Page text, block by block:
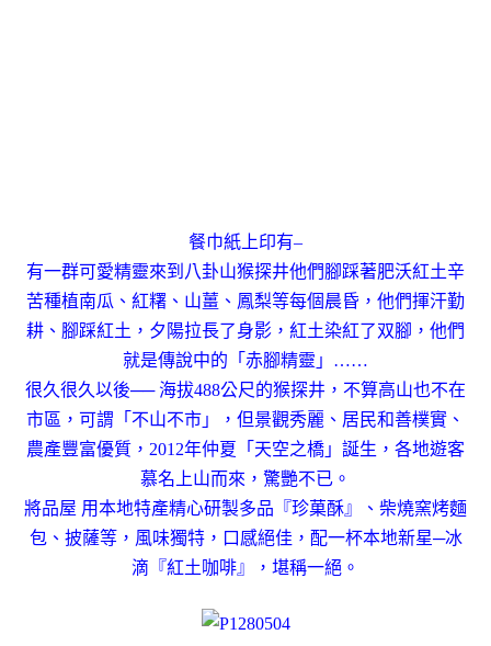
餐巾紙上印有–
有一群可愛精靈來到八卦山猴探井他們腳踩著肥沃紅土辛
苦種植南瓜、紅糬、山薑、鳳梨等每個晨昏，他們揮汗勤
耕、腳踩紅土，夕陽拉長了身影，紅土染紅了双腳，他們
就是傳說中的「赤腳精靈」……
很久很久以後── 海拔488公尺的猴探井，不算高山也不在
市區，可謂「不山不市」，但景觀秀麗、居民和善樸實、
農產豐富優質，2012年仲夏「天空之橋」誕生，各地遊客
慕名上山而來，驚艷不已。
將品屋 用本地特產精心研製多品『珍菓酥』、柴燒窯烤麵
包、披薩等，風味獨特，口感絕佳，配一杯本地新星─冰
滴『紅土咖啡』，堪稱一絕。